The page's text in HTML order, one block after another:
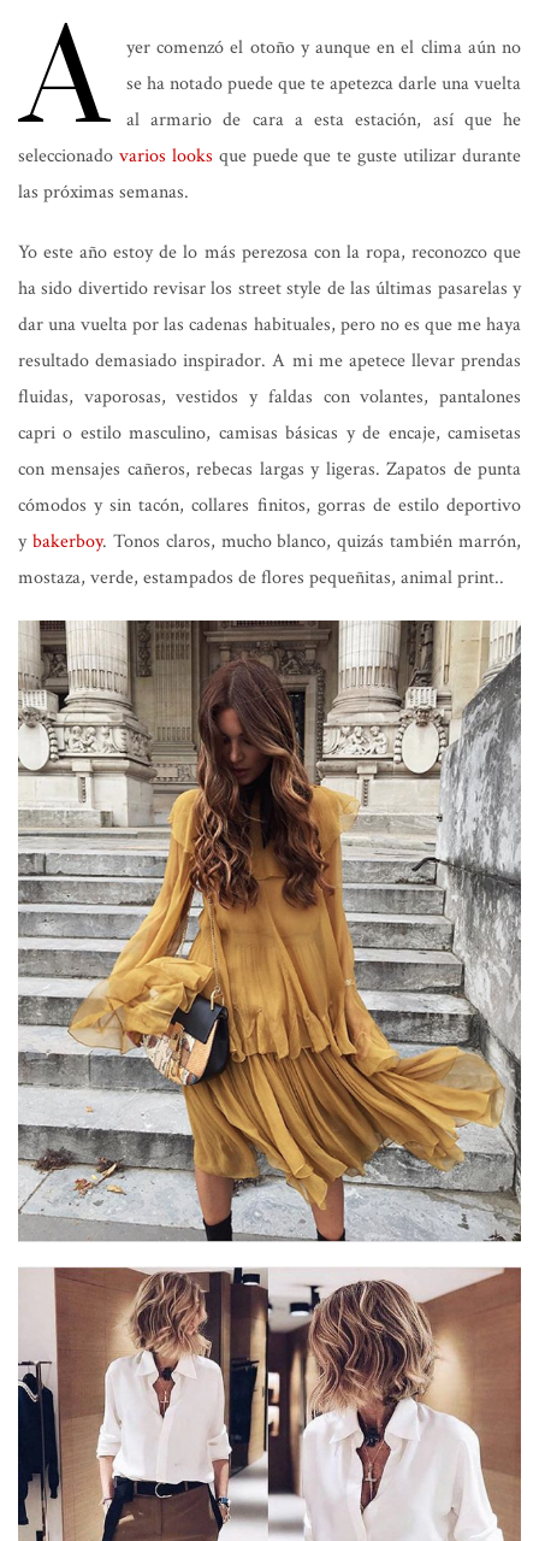
A
yer comenzó el otoño y aunque en el clima aún no
se ha notado puede que te apetezca darle una vuelta
al armario de cara a esta estación, así que he
seleccionado varios looks que puede que te guste utilizar durante
las próximas semanas.
Yo este año estoy de lo más perezosa con la ropa, reconozco que
ha sido divertido revisar los street style de las últimas pasarelas y
dar una vuelta por las cadenas habituales, pero no es que me haya
resultado demasiado inspirador. A mi me apetece llevar prendas
fluidas, vaporosas, vestidos y faldas con volantes, pantalones
capri o estilo masculino, camisas básicas y de encaje, camisetas
con mensajes cañeros, rebecas largas y ligeras. Zapatos de punta
cómodos y sin tacón, collares finitos, gorras de estilo deportivo
ybakerboy. Tonos claros, mucho blanco, quizás también marrón,
mostaza, verde, estampados de flores pequeñitas, animal print..